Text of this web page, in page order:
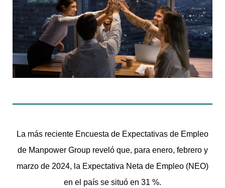
La más reciente Encuesta de Expectativas de Empleo
de Manpower Group reveló que, para enero, febrero y
marzo de 2024, la Expectativa Neta de Empleo (NEO)
en el país se situó en 31 %.